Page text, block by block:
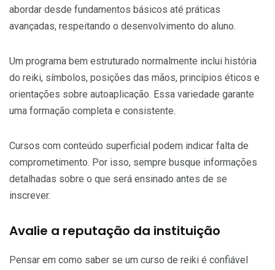
abordar desde fundamentos básicos até práticas
avançadas, respeitando o desenvolvimento do aluno.
Um programa bem estruturado normalmente inclui história
do reiki, símbolos, posições das mãos, princípios éticos e
orientações sobre autoaplicação. Essa variedade garante
uma formação completa e consistente.
Cursos com conteúdo superficial podem indicar falta de
comprometimento. Por isso, sempre busque informações
detalhadas sobre o que será ensinado antes de se
inscrever.
Avalie a reputação da instituição
Pensar em como saber se um curso de reiki é confiável